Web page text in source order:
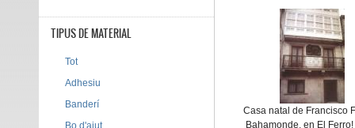
Casa natal de Francisco
Bahamonde, en El
TIPUS DE MATERIAL
Tot
Adhesiu
Banderí
Bo d'ajut